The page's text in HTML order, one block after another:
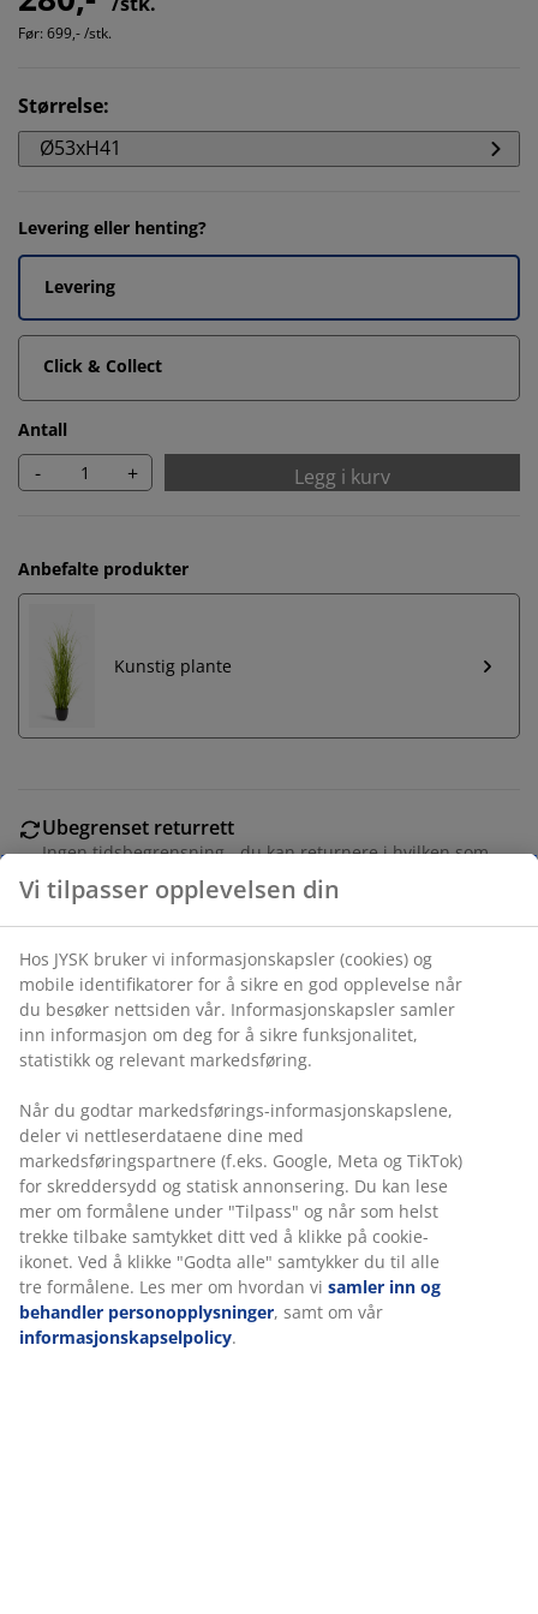
Før: 699,- /stk.
Størrelse:
Ø53xH41
Levering eller henting?
Levering
Click & Collect
Antall
- + Legg i kurv
Anbefalte produkter
Kunstig plante
Ubegrenset returrett
Ingen tidsbegrensning - du kan returnere i hvilken som
helst JYSK butikk
Fleksibel levering
Rask og enkel levering som passer deg
Stor, antrasittgrå utepotte i frostsikker stenmel. Med
denne utepotten kan du enkelt og elegant vise frem
plantene dine. Et dreneringshull kan enkelt lages for å
sikre at overflødig vann kan renne bort. Ø53 x H41 cm
Varenr.: 6426040
Spesifikasjoner